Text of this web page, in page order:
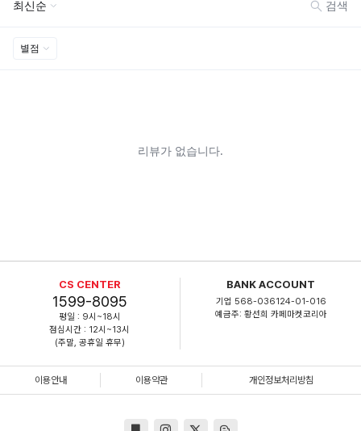
CS CENTER
1599-8095
평일 : 9시~18시
점심시간 : 12시~13시
(주말, 공휴일 휴무)
BANK ACCOUNT
기업 568-036124-01-016
예금주: 황선희 카페마켓코리아
이용안내 이용약관 개인정보처리방침